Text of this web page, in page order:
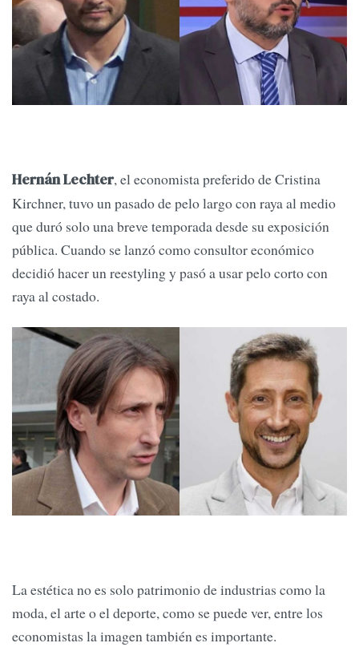
Hernán Lechter, el economista preferido de Cristina
Kirchner, tuvo un pasado de pelo largo con raya al medio
que duró solo una breve temporada desde su exposición
pública. Cuando se lanzó como consultor económico
decidió hacer un reestyling y pasó a usar pelo corto con
raya al costado.
La estética no es solo patrimonio de industrias como la
moda, el arte o el deporte, como se puede ver, entre los
economistas la imagen también es importante.